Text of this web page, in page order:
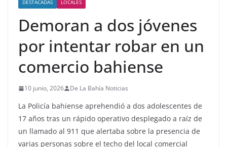
DESTACADAS LOCALES
Demoran a dos jóvenes
por intentar robar en un
comercio bahiense
10 junio, 2026 De La Bahía Noticias
La Policía bahiense aprehendió a dos adolescentes de
17 años tras un rápido operativo desplegado a raíz de
un llamado al 911 que alertaba sobre la presencia de
varias personas sobre el techo del local comercial